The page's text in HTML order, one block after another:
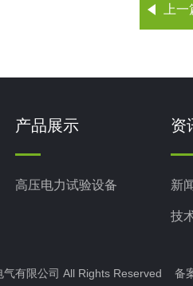
上
产品展示
高压电力试验设备
资
新
技
气有限公司 All Rights Reserved 备